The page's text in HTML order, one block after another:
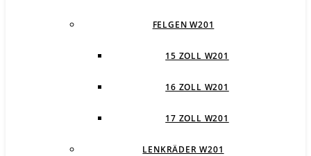
FELGEN W201
15 ZOLL W201
16 ZOLL W201
17 ZOLL W201
LENKRÄDER W201